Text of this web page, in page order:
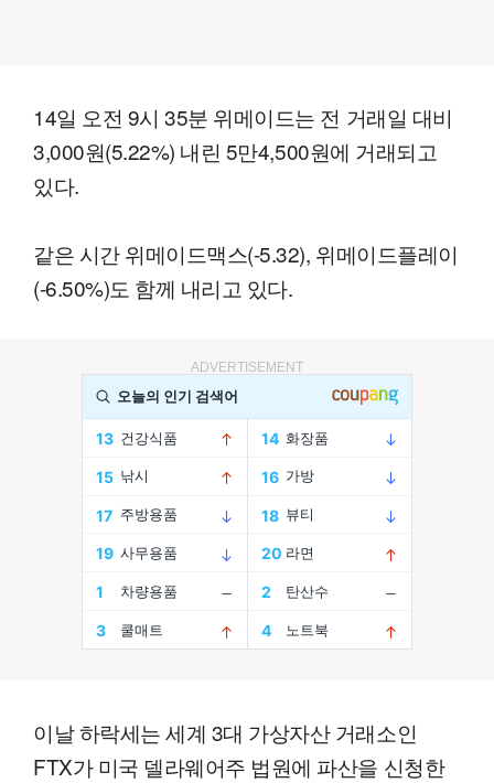
14일 오전 9시 35분 위메이드는 전 거래일 대비
3,000원(5.22%) 내린 5만4,500원에 거래되고
있다.
같은 시간 위메이드맥스(-5.32), 위메이드플레이
(-6.50%)도 함께 내리고 있다.
ADVERTISEMENT
이날 하락세는 세계 3대 가상자산 거래소인
FTX가 미국 델라웨어주 법원에 파산을 신청한